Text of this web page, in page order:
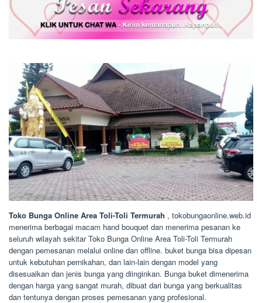
Toko Bunga Online Area Toli-Toli Termurah , tokobungaonline.web.id
menerima berbagai macam hand bouquet dan menerima pesanan ke
seluruh wilayah sekitar Toko Bunga Online Area Toli-Toli Termurah
dengan pemesanan melalui online dan offline. buket bunga bisa dipesan
untuk kebutuhan pernikahan, dan lain-lain dengan model yang
disesuaikan dan jenis bunga yang diinginkan. Bunga buket dimenerima
dengan harga yang sangat murah, dibuat dari bunga yang berkualitas
dan tentunya dengan proses pemesanan yang profesional.